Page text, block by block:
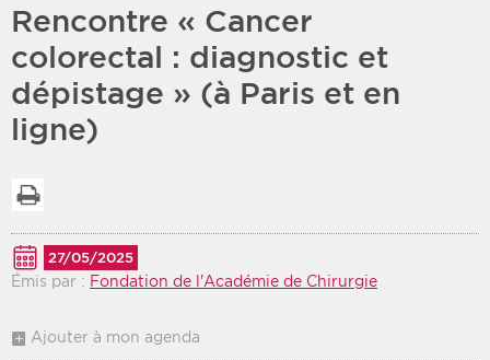
Médico-social
Période
Choisir une date de début
Tri
Rencontre « Cancer
colorectal : diagnostic et
dépistage » (à Paris et en
ligne)
27/05/2025
Émis par : Fondation de l'Académie de Chirurgie
Ajouter à mon agenda